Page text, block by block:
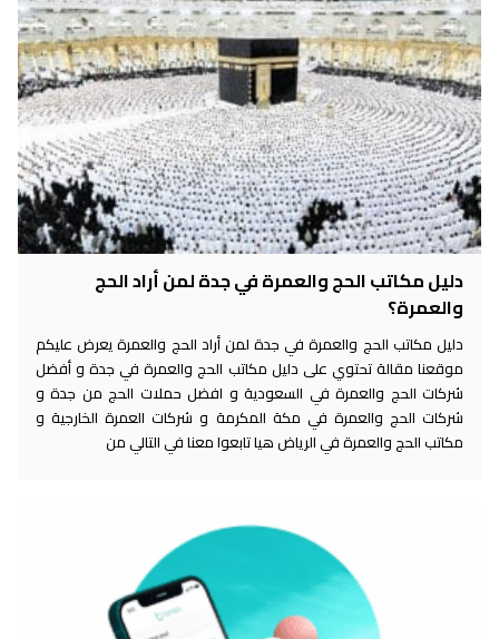
دليل مكاتب الحج والعمرة في جدة لمن أراد الحج
والعمرة؟
دليل مكاتب الحج والعمرة في جدة لمن أراد الحج والعمرة يعرض عليكم
موقعنا مقالة تحتوي على دليل مكاتب الحج والعمرة في جدة و أفضل
شركات الحج والعمرة في السعودية و افضل حملات الحج من جدة و
شركات الحج والعمرة في مكة المكرمة و شركات العمرة الخارجية و
مكاتب الحج والعمرة في الرياض هيا تابعوا معنا في التالي من